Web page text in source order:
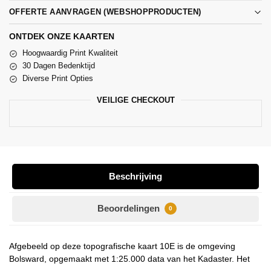
OFFERTE AANVRAGEN (WEBSHOPPRODUCTEN)
ONTDEK ONZE KAARTEN
Hoogwaardig Print Kwaliteit
30 Dagen Bedenktijd
Diverse Print Opties
VEILIGE CHECKOUT
Beschrijving
Beoordelingen 0
Afgebeeld op deze topografische kaart 10E is de omgeving
Bolsward, opgemaakt met 1:25.000 data van het Kadaster. Het